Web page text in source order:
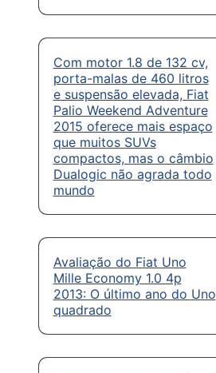
Com motor 1.8 de 132 cv,
porta-malas de 460 litros
e suspensão elevada, Fiat
Palio Weekend Adventure
2015 oferece mais espaço
que muitos SUVs
compactos, mas o câmbio
Dualogic não agrada todo
mundo
Avaliação do Fiat Uno
Mille Economy 1.0 4p
2013: O último ano do Uno
quadrado